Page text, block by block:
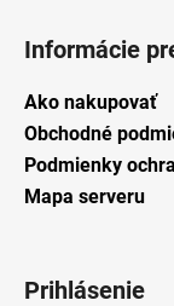
Informácie
Ako nakupovať
Obchodné
Podmienky
Mapa serveru
Prihlásenie